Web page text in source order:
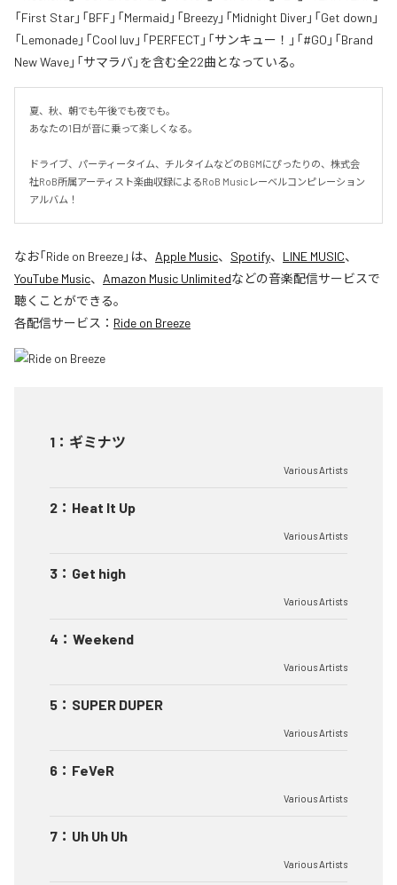
「First Star」「BFF」「Mermaid」「Breezy」「Midnight Diver」「Get down」
「Lemonade」「Cool luv」「PERFECT」「サンキュー！」「#GO」「Brand
New Wave」「サマラバ」を含む全22曲となっている。
夏、秋、朝でも午後でも夜でも。
あなたの1日が音に乗って楽しくなる。
ドライブ、パーティータイム、チルタイムなどのBGMにぴったりの、株式会
社RoB所属アーティスト楽曲収録によるRoB Musicレーベルコンピレーション
アルバム！
なお「Ride on Breeze」は、 Apple Music、 Spotify、 LINE MUSIC、
YouTube Music、 Amazon Music Unlimitedなどの音楽配信サービスで
聴くことができる。
各配信サービス： Ride on Breeze
1 ： ギミナツ
Various Artists
2 ： Heat It Up
Various Artists
3 ： Get high
Various Artists
4 ： Weekend
Various Artists
5 ： SUPER DUPER
Various Artists
6 ： FeVeR
Various Artists
7 ： Uh Uh Uh
Various Artists